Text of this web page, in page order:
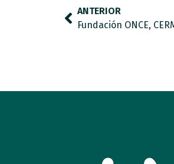
ANTERIOR